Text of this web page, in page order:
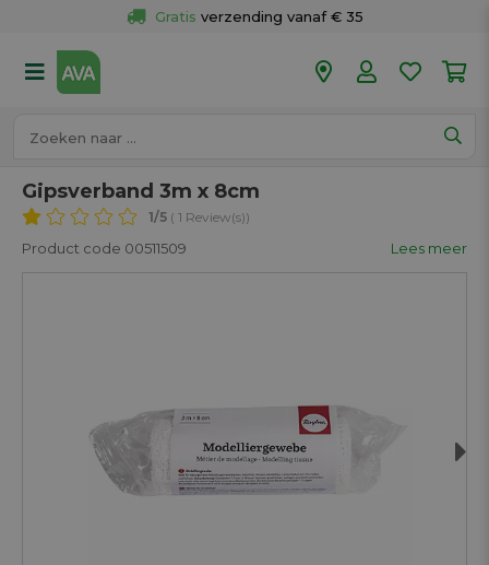
Gratis verzending vanaf € 35
50 winkels
Gipsverband 3m x 8cm
1/5 ( 1 Review(s))
Product code 00511509 Lees meer